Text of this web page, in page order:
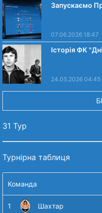
Запускаємо
07.06.2026 18:47
Історія ФК
24.05.2026 04:45
31 Тур
Турнірна таблиця
Команда
1 Шахтар